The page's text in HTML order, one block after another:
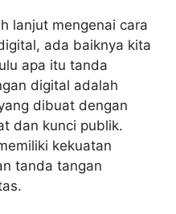
lanjut mengenai cara
ada baiknya kita
apa itu tanda
digital adalah
dibuat dengan
dan kunci publik.
kekuatan
tanda tangan